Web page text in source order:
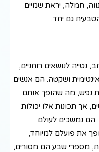
חמלה, יראת שמיים
גם יחד.
נטייה לנושאים רוחניים,
ושקטה. הם אנשים
נפש, מה שהופך אותם
אך תכונות אלו יכולות
הם נמשכים לעולם
את פועלם למיוחד,
מספרי שבע הם מסורים,